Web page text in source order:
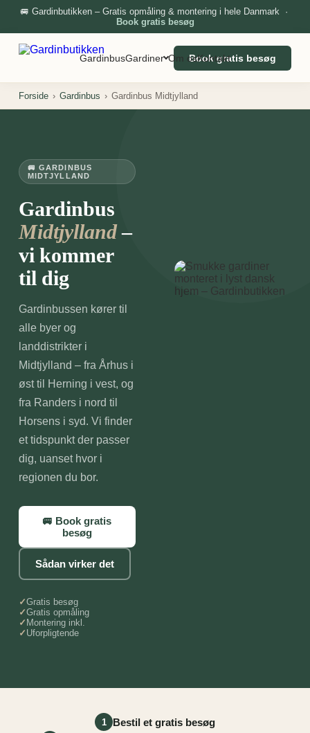
🚐 Gardinbutikken – Gratis opmåling & montering i hele Danmark ·
Book gratis besøg
GardinbusGardiner Om osKontakt
Book gratis besøg
Forside › Gardinbus › Gardinbus Midtjylland
🚐 GARDINBUS
MIDTJYLLAND
Gardinbus
Midtjylland–
vi kommer
til dig
Gardinbussen kører til
alle byer og
landdistrikter i
Midtjylland – fra Århus i
øst til Herning i vest, og
fra Randers i nord til
Horsens i syd. Vi finder
et tidspunkt der passer
dig, uanset hvor i
regionen du bor.
🚐 Book gratis
besøg
Sådan virker det
Gratis besøg
Gratis opmåling
Montering inkl.
Uforpligtende
1 Bestil et gratis besøg